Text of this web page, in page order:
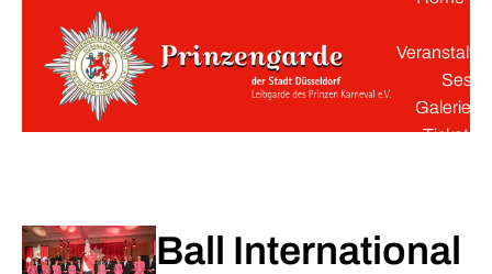
Galerie
Tickets
Ball International